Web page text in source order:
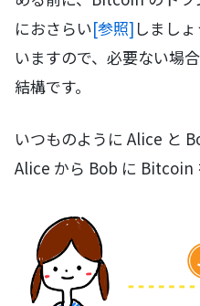
におさらい[参照] しまし
いますので、必要ない場
結構です。
いつものように Alice と
Alice から Bob に Bitcoin